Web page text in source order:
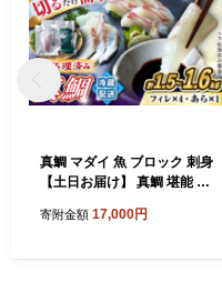
真鯛 マダイ 魚 ブロック 刺身
【土日お届け】 真鯛 堪能 5
種苗＞ [CBW005] 長崎 西海
寄附金額 17,000円